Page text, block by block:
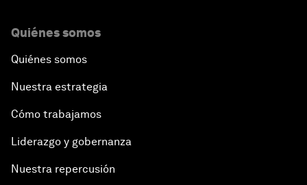
Quiénes somos
Quiénes somos
Nuestra estrategia
Cómo trabajamos
Liderazgo y gobernanza
Nuestra repercusión